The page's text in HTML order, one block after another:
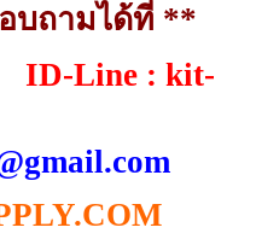
บถามได้ที่ **
ID-Line : kit-